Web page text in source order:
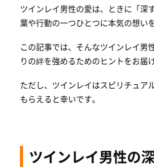
ツインレイ男性の愛は、ときに「深
葉や行動の一つひとつに本気の想い
この記事では、そんなツインレイ男
りの絆を強めるためのヒントをお届
ただし、ツインレイはスピリチュア
もらえると幸いです。
ツインレイ男性の